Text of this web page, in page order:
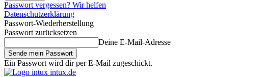
Passwort vergessen? Wir helfen
Datenschutzerklärung
Passwort-Wiederherstellung
Passwort zurücksetzen
Deine E-Mail-Adresse
Ein Passwort wird dir per E-Mail zugeschickt.
intux.de